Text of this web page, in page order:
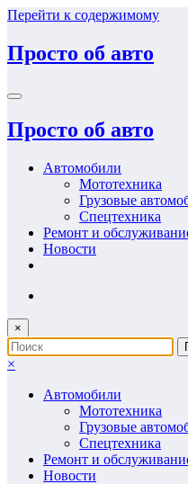
Перейти к содержимому
Просто об авто
Просто об авто
Автомобили
Мототехника
Грузовые
Спецтехника
Ремонт и
Новости
×
×
Автомобили
Мототехника
Грузовые
Спецтехника
Ремонт и
Новости